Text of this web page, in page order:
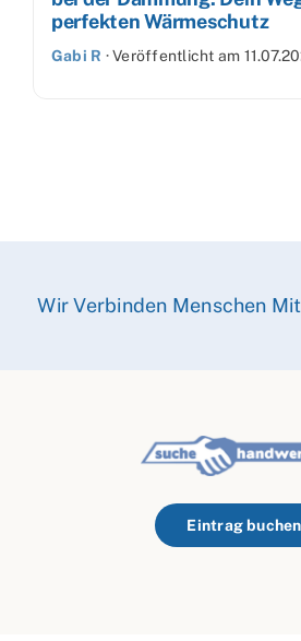
perfekten Wärmeschutz
Gabi R ·Veröffentlicht am
Wir Verbinden Menschen
Eintrag buchen